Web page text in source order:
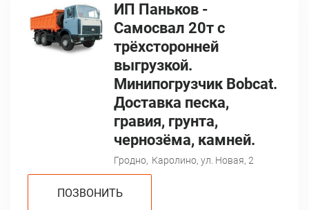
ИП Паньков -
Самосвал 20т с
трёхсторонней
выгрузкой.
Минипогрузчик Bobcat.
Доставка песка,
гравия, грунта,
чернозёма, камней.
Гродно, Каролино, ул. Новая, 2
ПОЗВОНИТЬ